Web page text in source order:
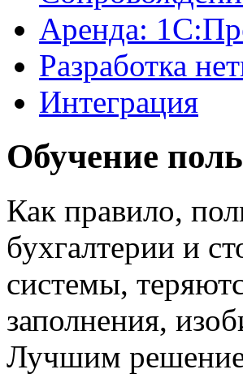
Аренда:
Разработка
Интеграция
Обучение
Как правило,
бухгалтерии и
системы,
заполнения,
Лучшим